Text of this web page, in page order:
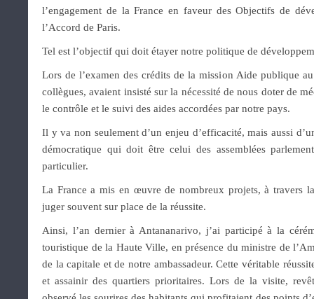
l’engagement de la France en faveur des Objectifs de
l’Accord de Paris.
Tel est l’objectif qui doit étayer notre politique de
Lors de l’examen des crédits de la mission Aide publique
collègues, avaient insisté sur la nécessité de nous doter de
le contrôle et le suivi des aides accordées par notre pays.
Il y va non seulement d’un enjeu d’efficacité, mais aussi
démocratique qui doit être celui des assemblées
particulier.
La France a mis en œuvre de nombreux projets, à travers
juger souvent sur place de la réussite.
Ainsi, l’an dernier à Antananarivo, j’ai participé à la
touristique de la Haute Ville, en présence du ministre de
de la capitale et de notre ambassadeur. Cette véritable
et assainir des quartiers prioritaires. Lors de la visite,